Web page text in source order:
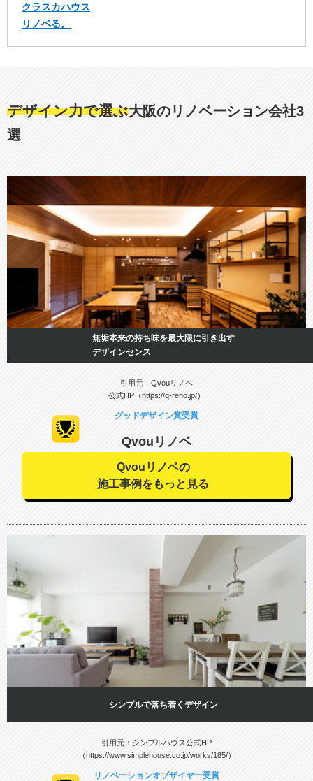
クラスカハウス
リノベる。
デザイン力で選ぶ大阪のリノベーション会社3
選
無垢本来の持ち味を最大限に引き出す
デザインセンス
引用元：Qvouリノベ
公式HP（https://q-reno.jp/）
グッドデザイン賞受賞
Qvouリノベ
Qvouリノベの
施工事例をもっと見る
シンプルで落ち着くデザイン
引用元：シンプルハウス公式HP
（https://www.simplehouse.co.jp/works/185/）
リノベーションオブザイヤー受賞